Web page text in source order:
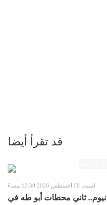
قد تقرأ أيضا
السبت 08 أغسطس 2026 12:39 مساءً
نيوم.. ثاني محطات أبو طه في